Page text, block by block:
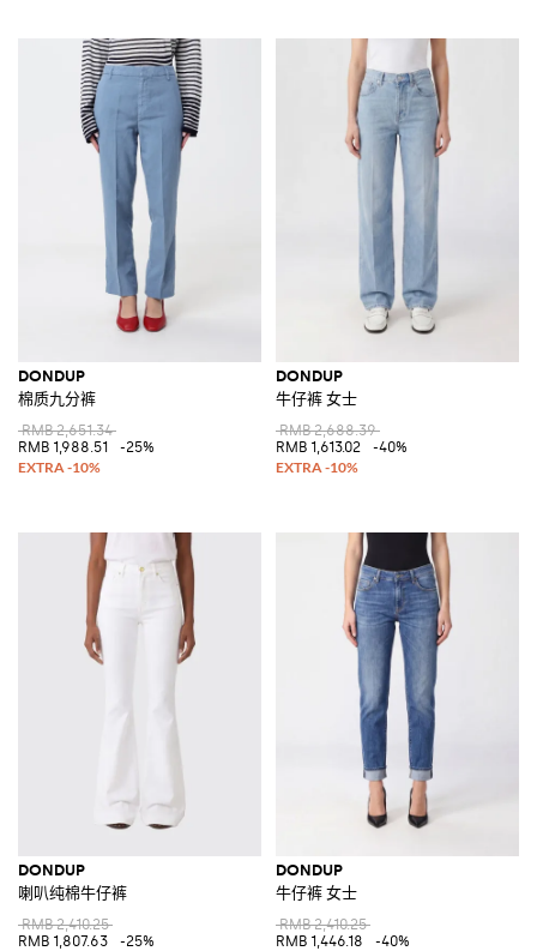
DONDUP
棉质九分裤
RMB 2,651.34
RMB 1,988.51
-25%
DONDUP
牛仔裤 女士
RMB 2,688.39
RMB 1,613.02
-40%
DONDUP
喇叭纯棉牛仔裤
RMB 2,410.25
RMB 1,807.63
-25%
DONDUP
牛仔裤 女士
RMB 2,410.25
RMB 1,446.18
-40%